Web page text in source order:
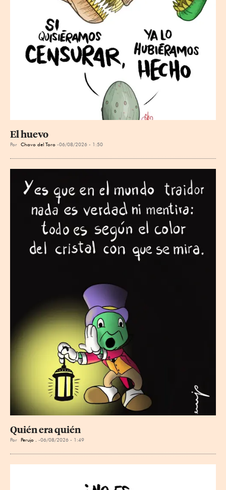
El huevo
Por Chavo del Toro 06/08/2026 - 1:50
Quién era quién
Por Perujo . 06/08/2026 - 1:49